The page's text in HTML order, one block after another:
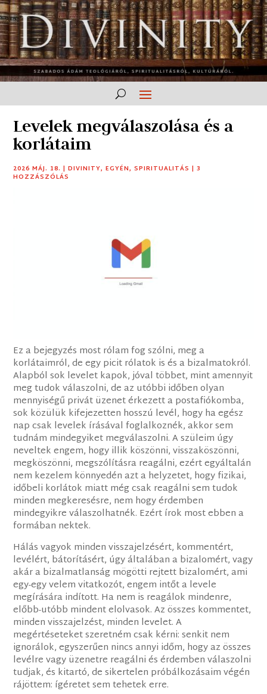
Levelek megválaszolása és a
korlátaim
2026 MÁJ. 18. |DIVINITY,EGYÉN,SPIRITUALITÁS |3
HOZZÁSZÓLÁS
Ez a bejegyzés most rólam fog szólni, meg a
korlátaimról, de egy picit rólatok is és a bizalmatokról.
Alapból sok levelet kapok, jóval többet, mint amennyit
meg tudok válaszolni, de az utóbbi időben olyan
mennyiségű privát üzenet érkezett a postafiókomba,
sok közülük kifejezetten hosszú levél, hogy ha egész
nap csak levelek írásával foglalkoznék, akkor sem
tudnám mindegyiket megválaszolni. A szüleim úgy
neveltek engem, hogy illik köszönni, visszaköszönni,
megköszönni, megszólításra reagálni, ezért egyáltalán
nem kezelem könnyedén azt a helyzetet, hogy fizikai,
időbeli korlátok miatt még csak reagálni sem tudok
minden megkeresésre, nem hogy érdemben
mindegyikre válaszolhatnék. Ezért írok most ebben a
formában nektek.
Hálás vagyok minden visszajelzésért, kommentért,
levélért, bátorításért, úgy általában a bizalomért, vagy
akár a bizalmatlanság mögötti rejtett bizalomért, ami
egy-egy velem vitatkozót, engem intőt a levele
megírására indított. Ha nem is reagálok mindenre,
előbb-utóbb mindent elolvasok. Az összes kommentet,
minden visszajelzést, minden levelet. A
megértéseteket szeretném csak kérni: senkit nem
ignorálok, egyszerűen nincs annyi időm, hogy az összes
levélre vagy üzenetre reagálni és érdemben válaszolni
tudjak, és kitartó, de sikertelen próbálkozásaim végén
rájöttem: ígéretet sem tehetek erre.